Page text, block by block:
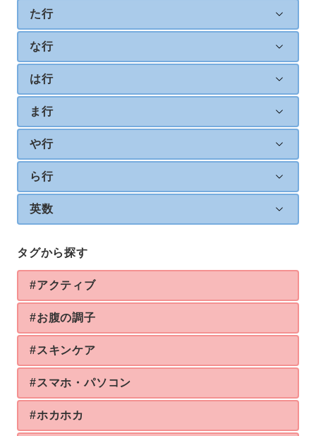
た行
な行
は行
ま行
や行
ら行
英数
タグから探す
#アクティブ
#お腹の調子
#スキンケア
#スマホ・パソコン
#ホカホカ